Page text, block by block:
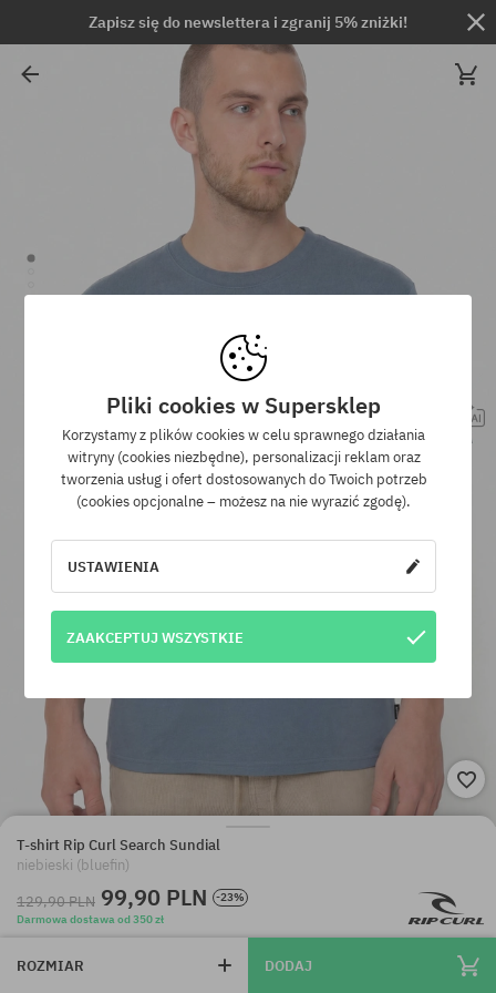
Zapisz się do newslettera i zgranij 5% zniżki!
T-shirt Rip Curl Search Sundial
niebieski (bluefin)
129,90 PLN 99,90 PLN
-23%
Darmowa dostawa od 350 zł
ROZMIAR DODAJ
Pliki cookies w Supersklep
Korzystamy z plików cookies w celu sprawnego działania
witryny (cookies niezbędne), personalizacji reklam oraz
tworzenia usług i ofert dostosowanych do Twoich potrzeb
(cookies opcjonalne – możesz na nie wyrazić zgodę).
USTAWIENIA
ZAAKCEPTUJ WSZYSTKIE